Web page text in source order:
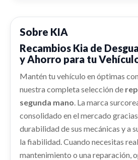
Ref: 2274348
Consultar
PUERTA TRASERA
PUERTA TRASERA DERECHA
KIA CARENS IV 1.6 GDI
Ref: 2274358 OEM:
70,63 €
REFUERZO PARAGOLPES
REFUERZO PARAGOLPES
KIA CARENS IV 1.6 GDI
Ref: 2274362
Consultar
Consultar
AIRBAG CORTINA
AIRBAG CORTINA DELANTERO
KIA CARENS IV 1.6 GDI
Ref: 2274326
AFORADOR 31110A4000
AFORADOR 31110A4000 usado.
KIA CARENS IV 1.6 GDI
Consultar
ABS 58910A4800
ABS 58910A4800 usado.
KIA CARENS IV 1.6 GDI
Sobre KIA
Recambios Kia de
y Ahorro para tu
Mantén tu vehículo en óptimas
nuestra completa selección de
segunda mano . La marca
consolidado en el mercado
durabilidad de sus mecánicas y a
la fiabilidad. Cuando necesitas
mantenimiento o una reparación,